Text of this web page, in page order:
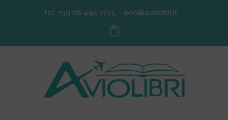
Tel. +39 06 445 2275 - avio@aviolibri.it